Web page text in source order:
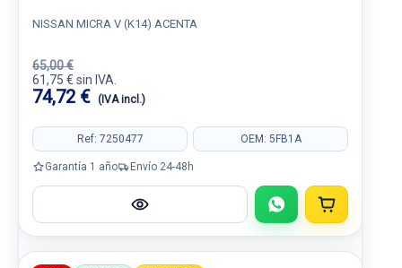
NISSAN MICRA V (K14) ACENTA
65,00 €
61,75 € sin IVA.
74,72 € (IVA incl.)
Ref: 7250477 OEM: 5FB1A
Garantía 1 año Envío 24-48h